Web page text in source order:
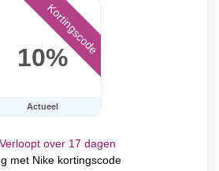
10%
Actueel
Kortingscode
Verloopt over 17 dagen
met Nike kortingscode